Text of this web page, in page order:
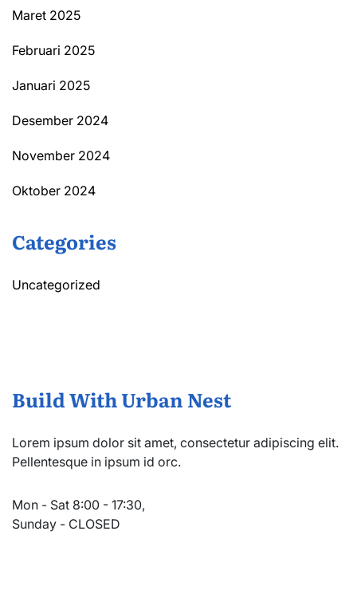
Maret 2025
Februari 2025
Januari 2025
Desember 2024
November 2024
Oktober 2024
Categories
Uncategorized
Build With Urban Nest
Lorem ipsum dolor sit amet, consectetur adipiscing elit.
Pellentesque in ipsum id orc.
Mon - Sat 8:00 - 17:30,
Sunday - CLOSED